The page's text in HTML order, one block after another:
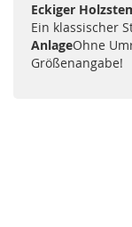
Eckiger
Ein klassischer
AnlageOhne
Größenangabe!